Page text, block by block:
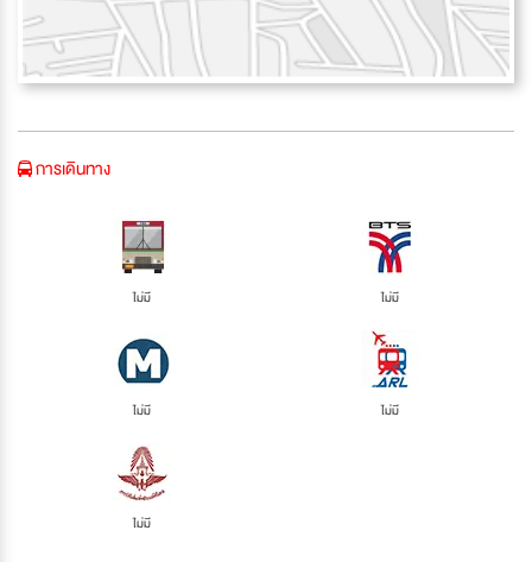
การเดินทาง
ไม่มี ไม่มี
ไม่มี ไม่มี
ไม่มี